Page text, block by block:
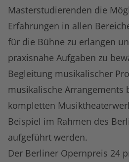
Masterstudierenden die
Erfahrungen in allen
für die Bühne zu erlangen
praxisnahe Aufgaben zu
Begleitung musikalischer
musikalische Arrangements
kompletten
Beispiel im Rahmen des
aufgeführt werden.
Der Berliner Opernpreis 24